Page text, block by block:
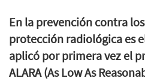
En la prevención contra
protección radiológica es
aplicó por primera vez el
ALARA (As Low As